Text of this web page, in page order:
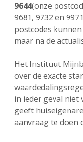
9644(onze
9681, 9732 en
postcodes
maar na de
Het Instituut
over de exacte
in ieder geval niet
geeft
aanvraag te doen